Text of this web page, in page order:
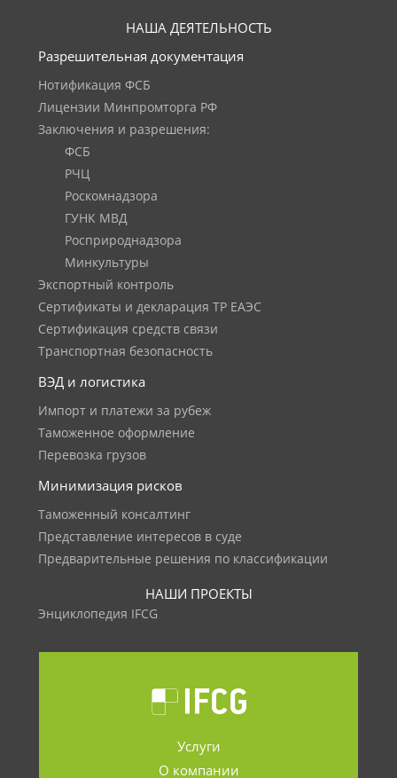
НАША ДЕЯТЕЛЬНОСТЬ
Разрешительная документация
Нотификация ФСБ
Лицензии Минпромторга РФ
Заключения и разрешения:
ФСБ
РЧЦ
Роскомнадзора
ГУНК МВД
Росприроднадзора
Минкультуры
Экспортный контроль
Сертификаты и декларация ТР ЕАЭС
Сертификация средств связи
Транспортная безопасность
ВЭД и логистика
Импорт и платежи за рубеж
Таможенное оформление
Перевозка грузов
Минимизация рисков
Таможенный консалтинг
Представление интересов в суде
Предварительные решения по классификации
НАШИ ПРОЕКТЫ
Энциклопедия IFCG
Услуги
О компании